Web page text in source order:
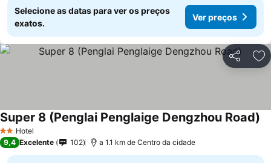
Selecione as datas para ver os preços
exatos.
Ver preços
Partilhar
2 Estrelas
Hotel
Super 8 (Penglai Penglaige Dengzhou Road)
9,4 Excelente 102 a 1.1 km de Centro da cidade